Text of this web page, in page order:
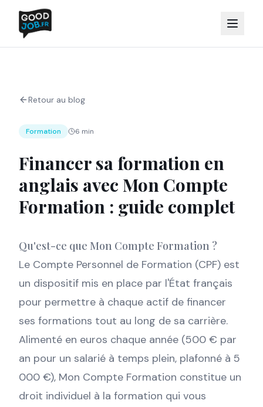
Retour au blog
Formation 6 min
Financer sa formation en
anglais avec Mon Compte
Formation : guide complet
Qu'est-ce que Mon Compte Formation ?
Le Compte Personnel de Formation (CPF) est
un dispositif mis en place par l'État français
pour permettre à chaque actif de financer
ses formations tout au long de sa carrière.
Alimenté en euros chaque année (500 € par
an pour un salarié à temps plein, plafonné à 5
000 €), Mon Compte Formation constitue un
droit individuel à la formation qui vous